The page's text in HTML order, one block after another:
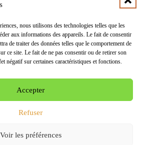
nous utilisons des technologies telles que les
aux informations des appareils. Le fait de consentir
de traiter des données telles que le comportement de
ce site. Le fait de ne pas consentir ou de retirer son
négatif sur certaines caractéristiques et fonctions.
Accepter
Refuser
Voir les préférences
Port : +33 6 62 06 17 19
Contacter Anna par mail
2024 - Tous droits réservés
optimisé par Pascal Dubois